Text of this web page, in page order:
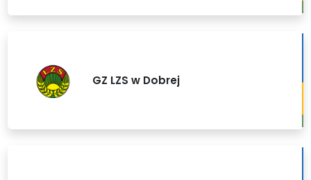
GZ LZS w Dobrej